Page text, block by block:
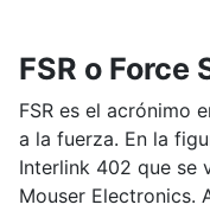
FSR o
FSR es el acrónimo
a la fuerza. En la
Interlink 402 que se
Mouser Electronics.